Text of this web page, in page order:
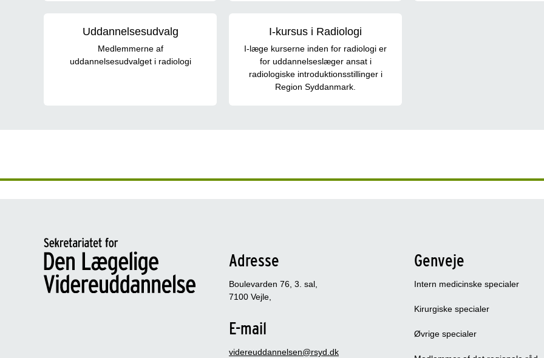
Uddannelsesudvalg
Medlemmerne af
uddannelsesudvalget i radiologi
I-kursus i Radiologi
I-læge kurserne inden for radiologi er
for uddannelseslæger ansat i
radiologiske introduktionsstillinger i
Region Syddanmark.
Adresse
Boulevarden 76, 3. sal,
7100 Vejle,
E-mail
videreuddannelsen@rsyd.dk
Genveje
Intern medicinske specialer
Kirurgiske specialer
Øvrige specialer